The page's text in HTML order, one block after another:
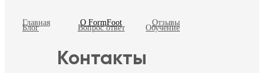
Главная О FormFoot Отзывы
Блог Вопрос ответ Обучение
Контакты